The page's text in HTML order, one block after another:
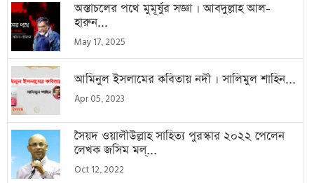
অস্তাচলের পথে মুমূর্ষুর সজ্ঞা । আবদুল্লাহ আল-
হারুন...
May 17, 2025
আমিনুল ইসলামের কবিতায় নদী । সালিমুল শাহিন...
Apr 05, 2023
সৈয়দ ওয়ালীউল্লাহ সাহিত্য পুরস্কার ২০২২ পেলেন
লেখক জসিম মল্...
Oct 12, 2022